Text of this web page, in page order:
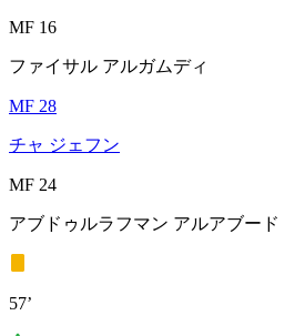
MF 16
ファイサル アルガムディ
MF 28
チャ ジェフン
MF 24
アブドゥルラフマン アルアブード
57’